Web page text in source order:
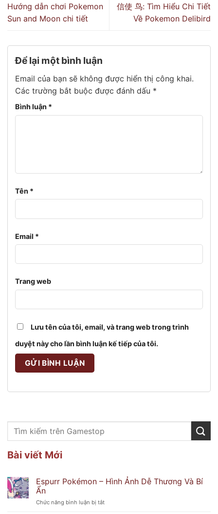
Hướng dẫn chơi Pokemon
Sun and Moon chi tiết
信使 鸟: Tìm Hiểu Chi Tiết
Về Pokemon Delibird
Để lại một bình luận
Email của bạn sẽ không được hiển thị công khai.
Các trường bắt buộc được đánh dấu *
Bình luận *
Tên *
Email *
Trang web
Lưu tên của tôi, email, và trang web trong trình
duyệt này cho lần bình luận kế tiếp của tôi.
Bài viết Mới
Espurr Pokémon – Hình Ảnh Dễ Thương Và Bí
Ẩn
Chức năng bình luận bị tắtở